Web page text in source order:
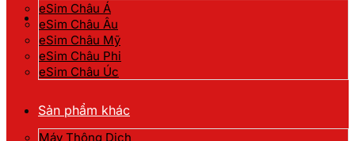
eSim Châu Á
eSim Châu Âu
eSim Châu Mỹ
eSim Châu Phi
eSim Châu Úc
Sản phẩm khác
Máy Thông Dịch